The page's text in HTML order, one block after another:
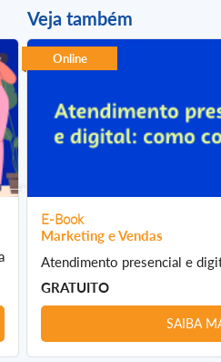
Veja também
Online
E-Book
Marketing e Vendas
Atendimento presencial e
GRATUITO
SAIBA